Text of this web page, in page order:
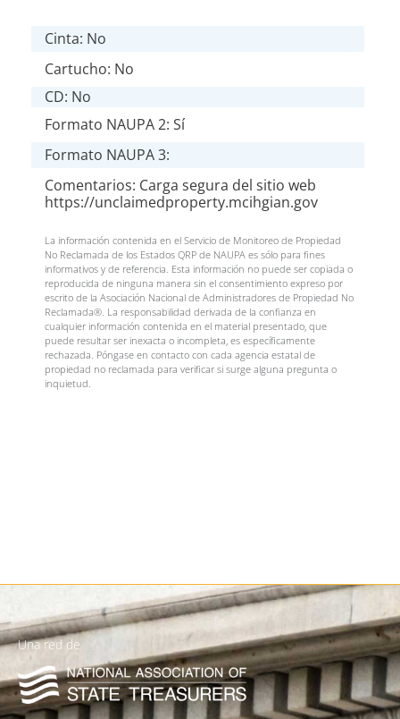
Cinta: No
Cartucho: No
CD: No
Formato NAUPA 2: Sí
Formato NAUPA 3:
Comentarios: Carga segura del sitio web
https://unclaimedproperty.mcihgian.gov
La información contenida en el Servicio de Monitoreo de Propiedad
No Reclamada de los Estados QRP de NAUPA es sólo para fines
informativos y de referencia. Esta información no puede ser copiada o
reproducida de ninguna manera sin el consentimiento expreso por
escrito de la Asociación Nacional de Administradores de Propiedad No
Reclamada®. La responsabilidad derivada de la confianza en
cualquier información contenida en el material presentado, que
puede resultar ser inexacta o incompleta, es específicamente
rechazada. Póngase en contacto con cada agencia estatal de
propiedad no reclamada para verificar si surge alguna pregunta o
inquietud.
Una red de